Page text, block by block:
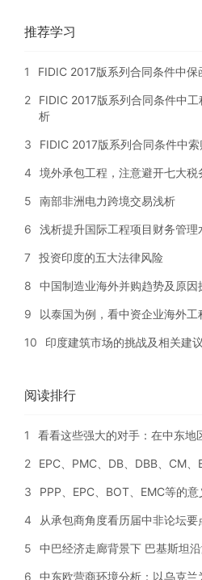
推荐学习
1 FIDIC 2017版系列合同条件中
2
FIDIC 2017版系列合同条件中
析
3 FIDIC 2017版系列合同条件中
4 境外承包工程，注意避开七大税
5 南部非洲电力跨境交易浅析
6 浅析提升国际工程项目财务管理
7 投资印度的五大法律风险
8 中国制造业海外并购趋势及原因
9 以泰国为例，看中资企业海外
10 印度建筑市场的挑战及相关建议
阅读排行
1 看看这些强大的对手：在中东地
2 EPC、PMC、DB、DBB、CM
3 PPP、EPC、BOT、EMC等的
4 从承包商角度看历届中非论坛要
5 中巴经济走廊背景下 巴基斯坦
6 中东欧营商环境分析：以乌克兰